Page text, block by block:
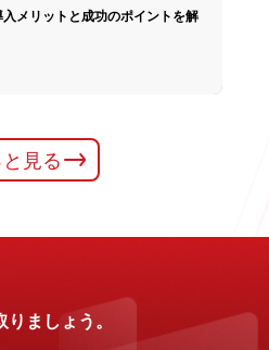
メリットと成功のポイントを解
見る
ましょう。